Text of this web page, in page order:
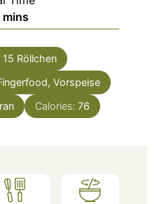
n
u
e
s
m
i
n
u
t
s
mins
15 Röllchen
Vorspeise
Calories: 76